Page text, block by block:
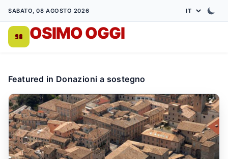
SABATO, 08 AGOSTO 2026
OSIMO OGGI
Featured in Donazioni a sostegno